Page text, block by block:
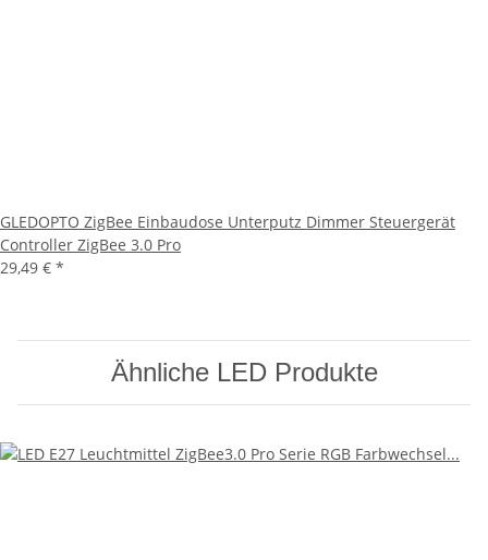
GLEDOPTO ZigBee Einbaudose Unterputz Dimmer Steuergerät
Controller ZigBee 3.0 Pro
29,49 € *
Ähnliche LED Produkte